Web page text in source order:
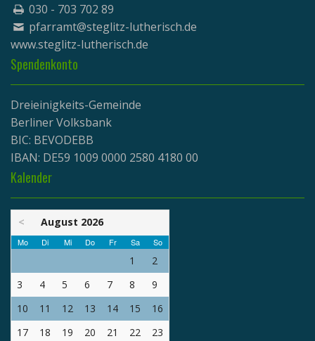
030 - 703 702 89
pfarramt@steglitz-lutherisch.de
www.steglitz-lutherisch.de
Spendenkonto
Dreieinigkeits-Gemeinde
Berliner Volksbank
BIC: BEVODEBB
IBAN: DE59 1009 0000 2580 4180 00
Kalender
< August 2026
Mo Di Mi Do Fr Sa So
1
2
3
4 5 6 7 8
9
10
11 12 13 14 15
16
17
18 19 20 21 22 23